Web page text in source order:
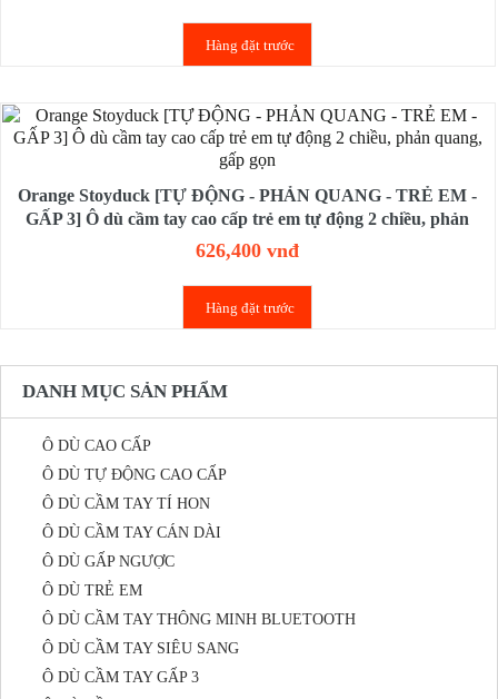
Hàng đặt trước
Orange Stoyduck [TỰ ĐỘNG - PHẢN QUANG - TRẺ EM -
GẤP 3] Ô dù cầm tay cao cấp trẻ em tự động 2 chiều, phản
quang, gấp gọn
626,400 vnđ
Hàng đặt trước
DANH MỤC SẢN PHẨM
Ô DÙ CAO CẤP
Ô DÙ TỰ ĐỘNG CAO CẤP
Ô DÙ CẦM TAY TÍ HON
Ô DÙ CẦM TAY CÁN DÀI
Ô DÙ GẤP NGƯỢC
Ô DÙ TRẺ EM
Ô DÙ CẦM TAY THÔNG MINH BLUETOOTH
Ô DÙ CẦM TAY SIÊU SANG
Ô DÙ CẦM TAY GẤP 3